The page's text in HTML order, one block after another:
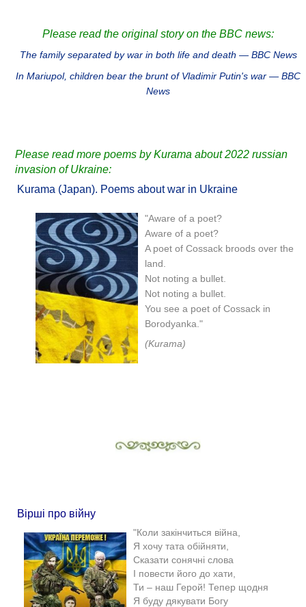
Please read the original story on the BBC news:
The family separated by war in both life and death — BBC News
In Mariupol, children bear the brunt of Vladimir Putin's war — BBC
News
Please read more poems by Kurama about 2022 russian
invasion of Ukraine:
Kurama (Japan). Poems about war in Ukraine
"Aware of a poet?
Aware of a poet?
A poet of Cossack broods over the
land.
Not noting a bullet.
Not noting a bullet.
You see a poet of Cossack in
Borodyanka."
(Kurama)
Вірші про війну
"Коли закінчиться війна,
Я хочу тата обійняти,
Сказати сонячні слова
І повести його до хати,
Ти – наш Герой! Тепер щодня
Я буду дякувати Богу